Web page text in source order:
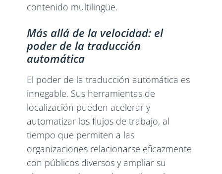
contenido multilingüe.
Más allá de la velocidad: el
poder de la traducción
automática
El poder de la traducción automática es
innegable. Sus herramientas de
localización pueden acelerar y
automatizar los flujos de trabajo, al
tiempo que permiten a las
organizaciones relacionarse eficazmente
con públicos diversos y ampliar su